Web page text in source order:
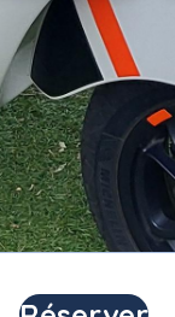
un